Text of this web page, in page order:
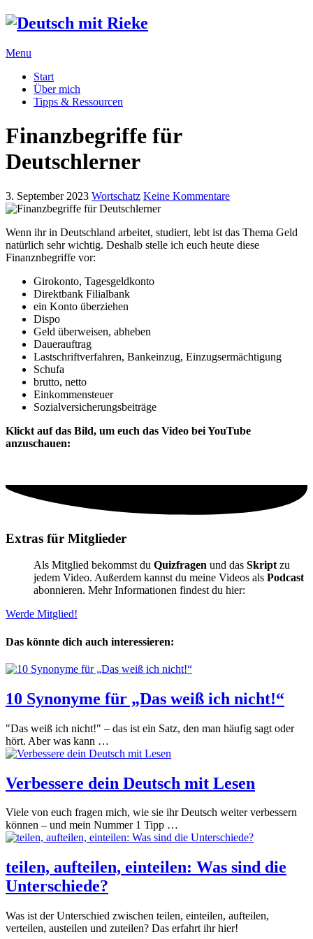
Menu
Start
Über mich
Tipps & Ressourcen
Finanzbegriffe für
Deutschlerner
3. September 2023 Wortschatz Keine Kommentare
Wenn ihr in Deutschland arbeitet, studiert, lebt ist das Thema Geld
natürlich sehr wichtig. Deshalb stelle ich euch heute diese
Finanznbegriffe vor:
Girokonto, Tagesgeldkonto
Direktbank Filialbank
ein Konto überziehen
Dispo
Geld überweisen, abheben
Dauerauftrag
Lastschriftverfahren, Bankeinzug, Einzugsermächtigung
Schufa
brutto, netto
Einkommensteuer
Sozialversicherungsbeiträge
Klickt auf das Bild, um euch das Video bei YouTube
anzuschauen:
Extras für Mitglieder
Als Mitglied bekommst du Quizfragen und das Skript zu
jedem Video. Außerdem kannst du meine Videos als Podcast
abonnieren. Mehr Informationen findest du hier:
Werde Mitglied!
Das könnte dich auch interessieren:
10 Synonyme für „Das weiß ich nicht!“
"Das weiß ich nicht!" – das ist ein Satz, den man häufig sagt oder
hört. Aber was kann …
Verbessere dein Deutsch mit Lesen
Viele von euch fragen mich, wie sie ihr Deutsch weiter verbessern
können – und mein Nummer 1 Tipp …
teilen, aufteilen, einteilen: Was sind die
Unterschiede?
Was ist der Unterschied zwischen teilen, einteilen, aufteilen,
verteilen, austeilen und zuteilen? Das erfahrt ihr hier!